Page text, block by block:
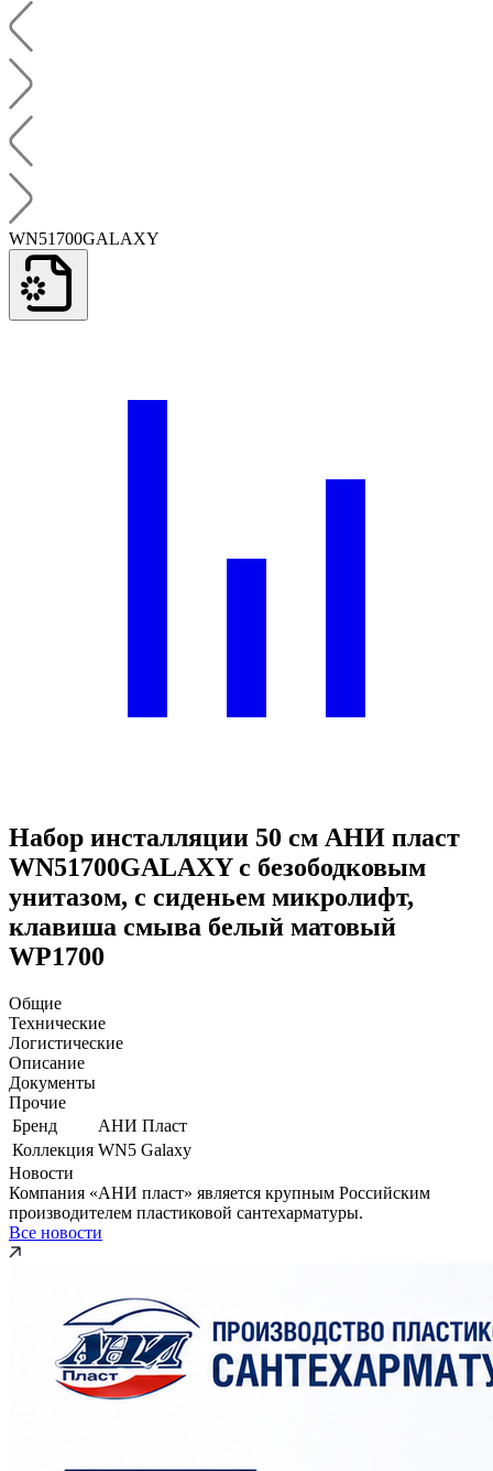
WN51700GALAXY
Набор инсталляции 50 см АНИ пласт
WN51700GALAXY с безободковым
унитазом, с сиденьем микролифт,
клавиша смыва белый матовый
WP1700
Общие
Технические
Логистические
Описание
Документы
Прочие
Бренд
АНИ Пласт
Коллекция WN5 Galaxy
Новости
Компания «АНИ пласт» является крупным Российским
производителем пластиковой сантехарматуры.
Все новости